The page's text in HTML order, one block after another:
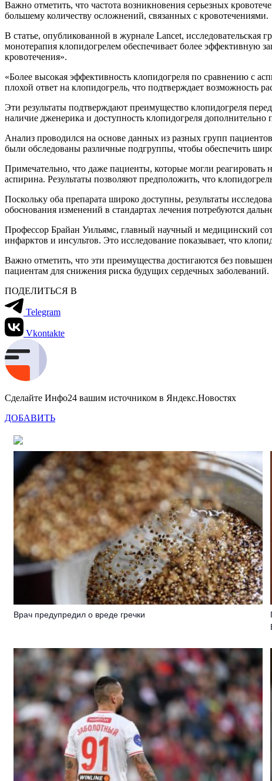
Важно отметить, что частота возникновения серьезных
большему количеству осложнений, связанных с кровотечениями.
В статье, опубликованной в журнале Lancet,
монотерапия клопидогрелем обеспечивает более эффективную
кровотечения».
«Более высокая эффективность клопидогреля по сравнению с
плохой ответ на клопидогрель, что подтверждает возможность
Эти результаты подтверждают преимущество клопидогреля
наличие дженерика и доступность клопидогреля
Анализ проводился на основе данных из разных групп
были обследованы различные подгруппы, чтобы обеспечить
Примечательно, что даже пациенты, которые могли реагировать
аспирина. Результаты позволяют предположить, что
Поскольку оба препарата широко доступны, результаты
обоснования изменений в стандартах лечения потребуются
Профессор Брайан Уильямс, главный научный и медицинский
инфарктов и инсультов. Это исследование показывает, что
Важно отметить, что эти преимущества достигаются без
пациентам для снижения риска будущих сердечных заболеваний.
ПОДЕЛИТЬСЯ В
Telegram
Vkontakte
Сделайте Инфо24 вашим источником в Яндекс.Новостях
ДОБАВИТЬ
Врач предупредил о вреде гречки